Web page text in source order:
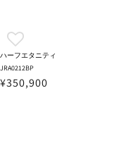
ハーフエタニティ
JRA0212BP
¥350,900